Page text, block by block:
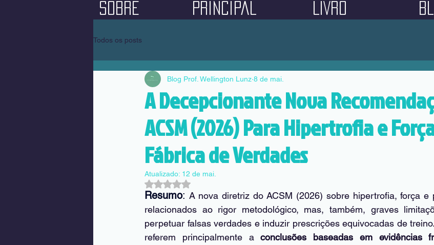
Sobre Principal LIVRO
Todos os posts
A Decepcionante Nova
ACSM (2026) Para Hipertrofia e
Fábrica de Verdades
Blog Prof. Wellington Lunz 8 de mai.
Atualizado: 12 de mai.
Avaliado com NaN de 5 estrelas.
Resumo: A nova diretriz do ACSM (2026) sobre hipertrofia, força e
relacionados ao rigor metodológico, mas, também, graves
perpetuar falsas verdades e induzir prescrições equivocadas de
referem principalmente a conclusões baseadas em evidências